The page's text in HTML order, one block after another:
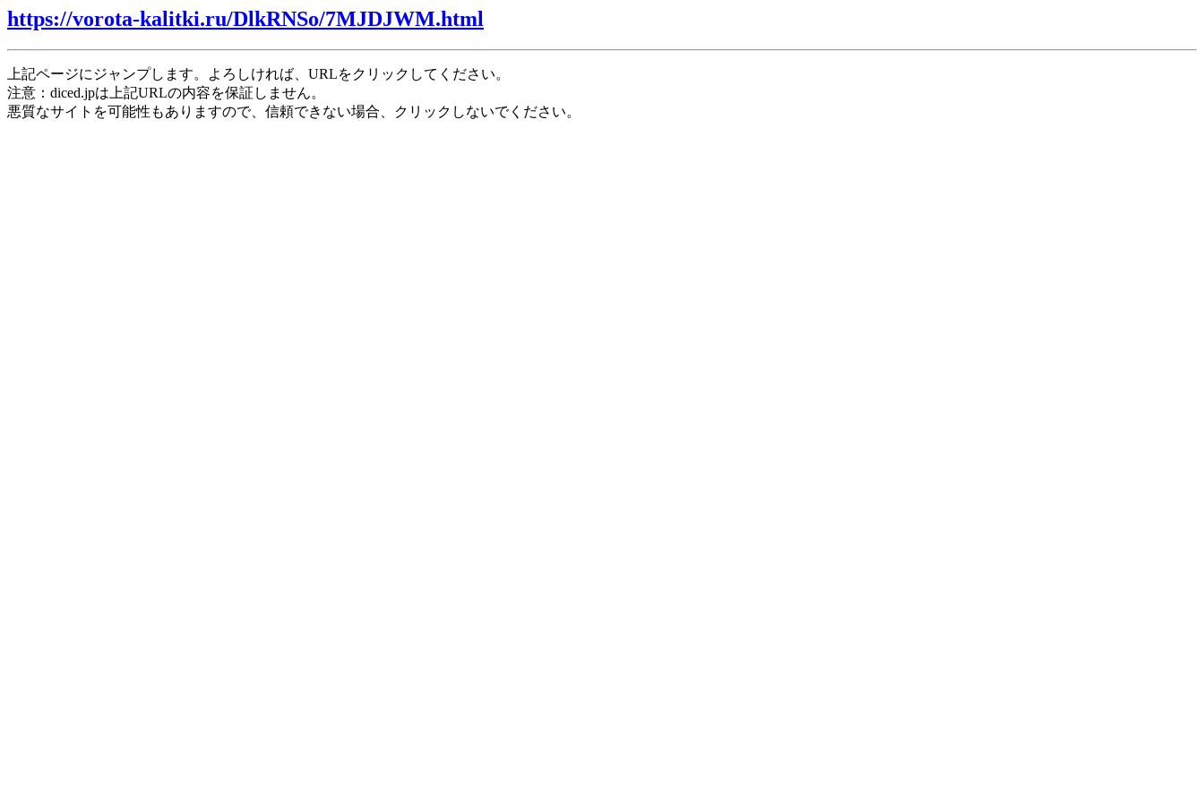
https://vorota-kalitki.ru/DlkRNSo/7MJDJWM.html
上記ページにジャンプします。よろしければ、URLをクリックしてください。
注意：diced.jpは上記URLの内容を保証しません。
悪質なサイトを可能性もありますので、信頼できない場合、クリックしないでください。